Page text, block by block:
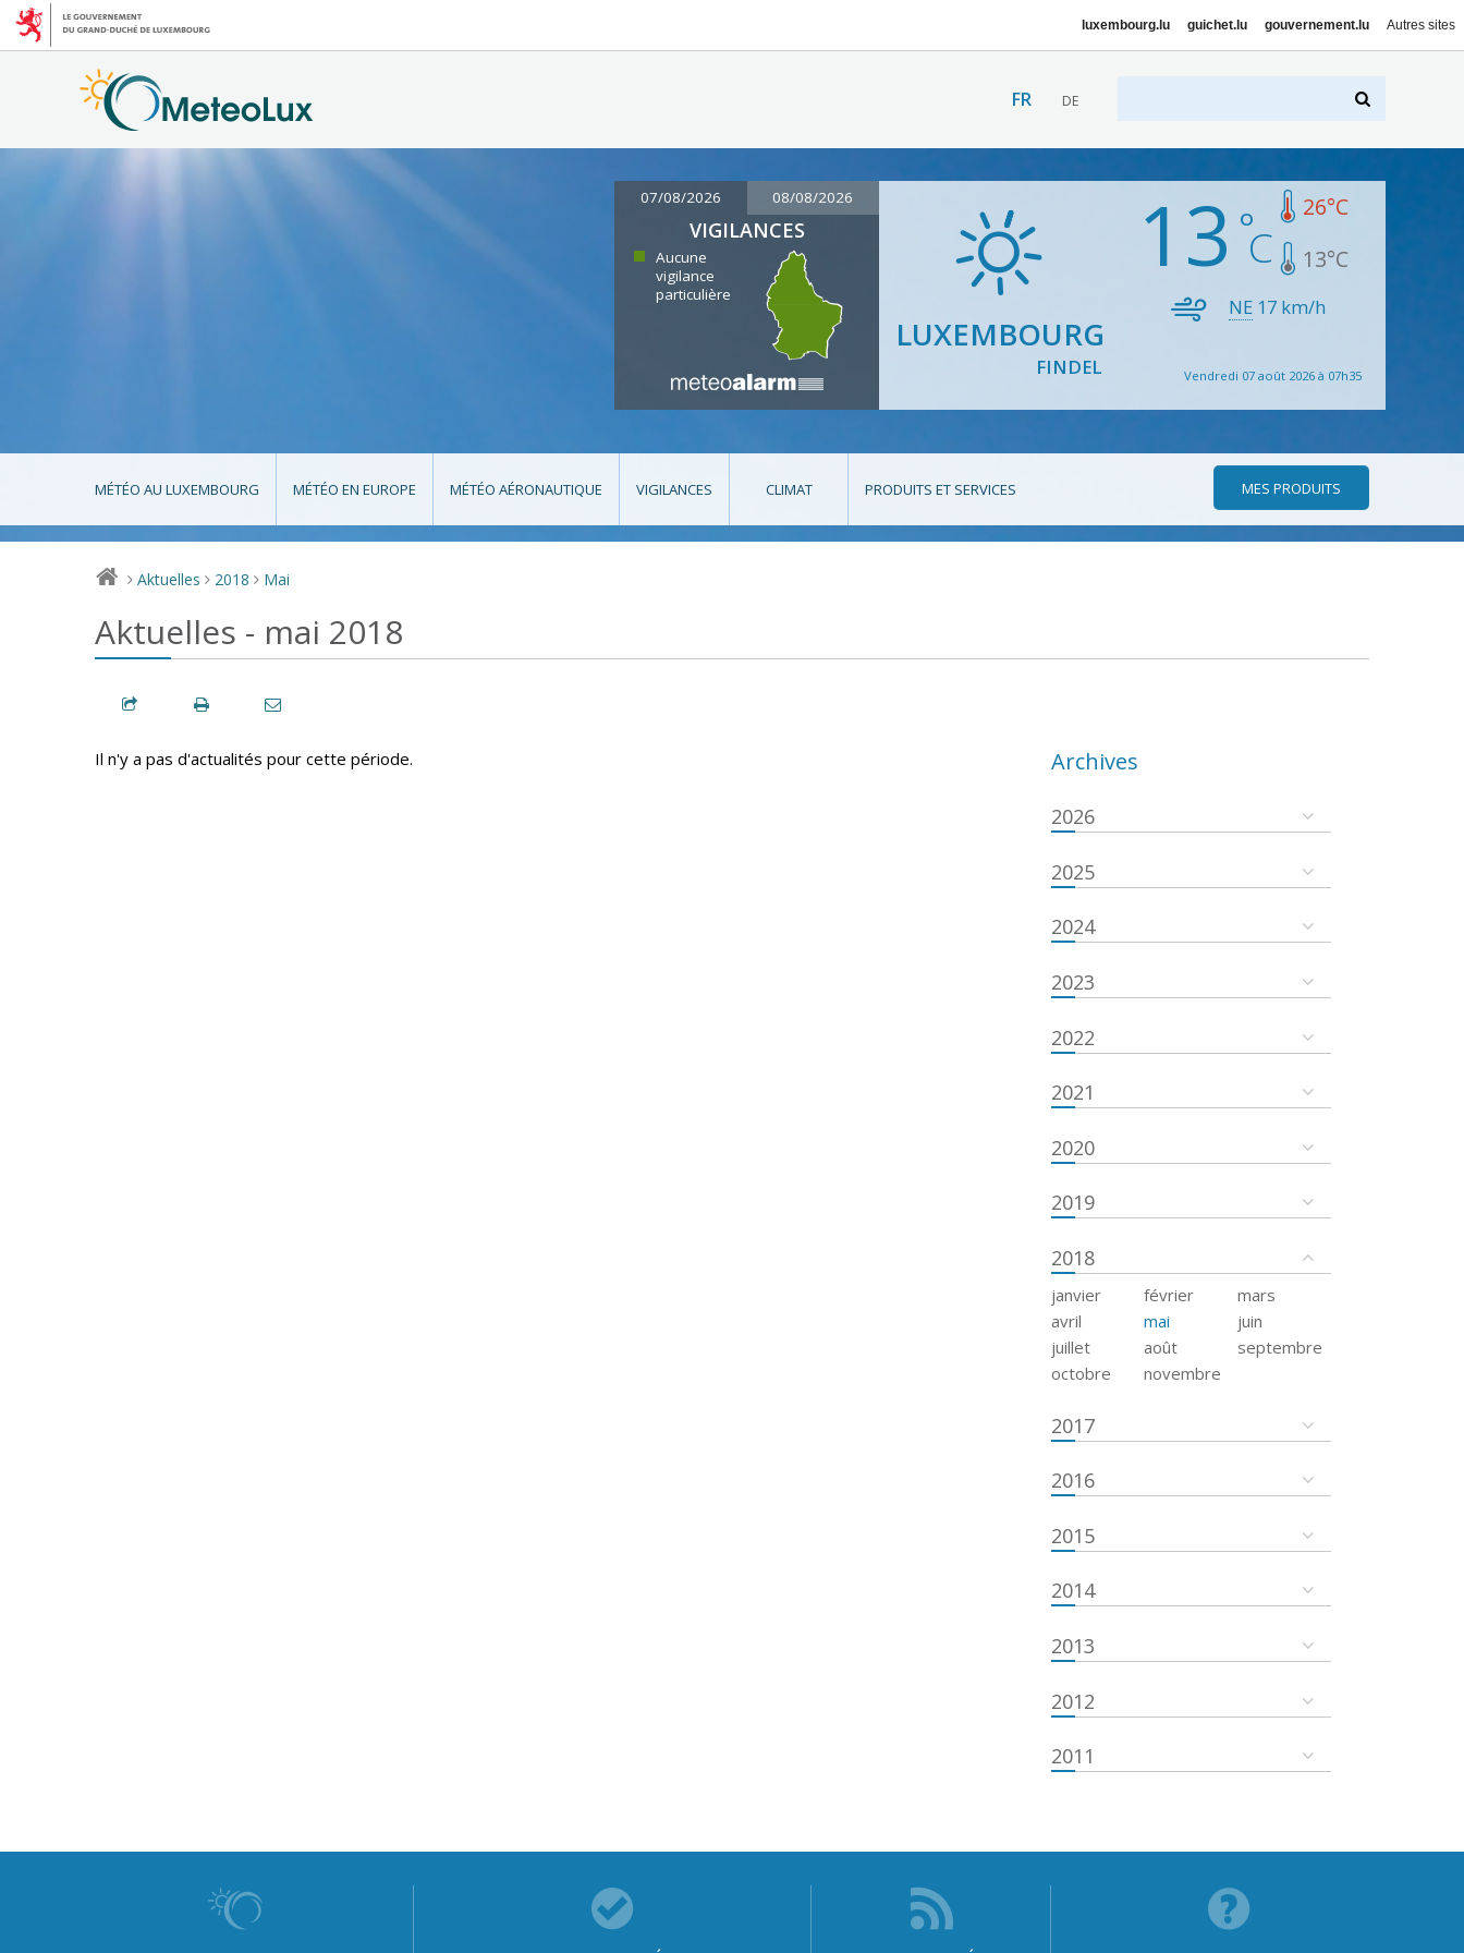
luxembourg.lu guichet.lu gouvernement.lu Autres sites
FR DE
07/08/2026 08/08/2026
VIGILANCES
Aucune
vigilance
particulière
LUXEMBOURG
FINDEL
13 26°C
13°C
NE 17 km/h
Vendredi 07 août 2026 à 07h35
MÉTÉO AU LUXEMBOURG MÉTÉO EN EUROPE MÉTÉO AÉRONAUTIQUE VIGILANCES CLIMAT PRODUITS ET SERVICES MES PRODUITS
> Aktuelles > 2018 > Mai
Aktuelles - mai 2018
Il n'y a pas d'actualités pour cette période. Archives
2026
2025
2024
2023
2022
2021
2020
2019
2018
janvier février
mars
avril
mai
juin
juillet
août
septembre
octobre
novembre
2017
2016
2015
2014
2013
2012
2011